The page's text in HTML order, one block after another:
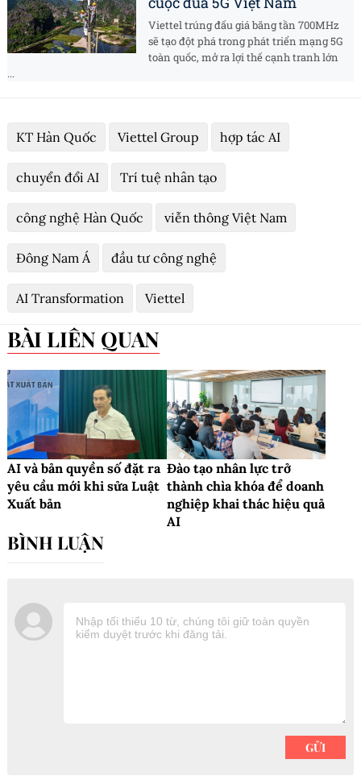
Viettel trúng đấu giá băng tần 700MHz
sẽ tạo đột phá trong phát triển mạng 5G
toàn quốc, mở ra lợi thế cạnh tranh lớn
...
KT Hàn Quốc Viettel Group hợp tác AI
chuyển đổi AI Trí tuệ nhân tạo
công nghệ Hàn Quốc viễn thông Việt Nam
Đông Nam Á đầu tư công nghệ
AI Transformation Viettel
BÀI LIÊN QUAN
AI và bản quyền số đặt ra
yêu cầu mới khi sửa Luật
Xuất bản
Đào tạo nhân lực trở
thành chìa khóa để doanh
nghiệp khai thác hiệu quả
AI